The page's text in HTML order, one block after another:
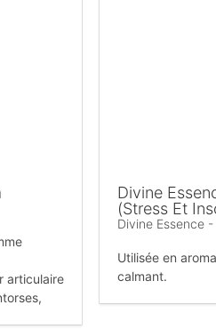
articulaire
Divine
(Stress Et
Divine Essence -
Utilisée en
calmant.